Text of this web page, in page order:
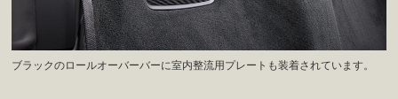
ブラックのロールオーバーバーに室内整流用プレートも装着されています。